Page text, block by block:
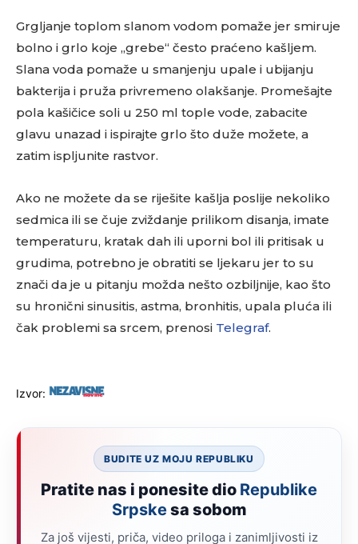
Grgljanje toplom slanom vodom pomaže jer smiruje
bolno i grlo koje „grebe“ često praćeno kašljem.
Slana voda pomaže u smanjenju upale i ubijanju
bakterija i pruža privremeno olakšanje. Promešajte
pola kašičice soli u 250 ml tople vode, zabacite
glavu unazad i ispirajte grlo što duže možete, a
zatim ispljunite rastvor.
Ako ne možete da se riješite kašlja poslije nekoliko
sedmica ili se čuje zviždanje prilikom disanja, imate
temperaturu, kratak dah ili uporni bol ili pritisak u
grudima, potrebno je obratiti se ljekaru jer to su
znači da je u pitanju možda nešto ozbiljnije, kao što
su hronični sinusitis, astma, bronhitis, upala pluća ili
čak problemi sa srcem, prenosi Telegraf.
Izvor:
BUDITE UZ MOJU REPUBLIKU
Pratite nas i ponesite dio Republike
Srpskesa sobom
Za još vijesti, priča, video priloga i zanimljivosti iz